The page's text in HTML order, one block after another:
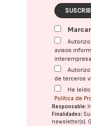
avisos
de terceros
He
Política de
Responsable:
Finalidades:
newsletter(s).